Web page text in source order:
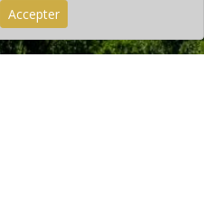
Accepter